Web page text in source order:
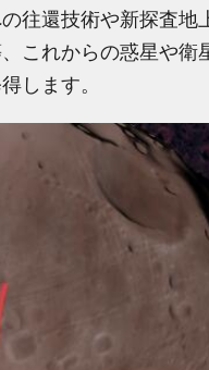
往還技術や新探査地
これからの惑星や衛
します。